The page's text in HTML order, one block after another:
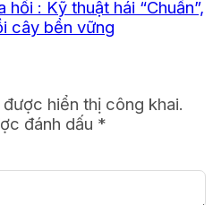
: Kỹ thuật hái “Chuẩn”,
cây bền vững
hiển thị công khai.
đánh dấu *